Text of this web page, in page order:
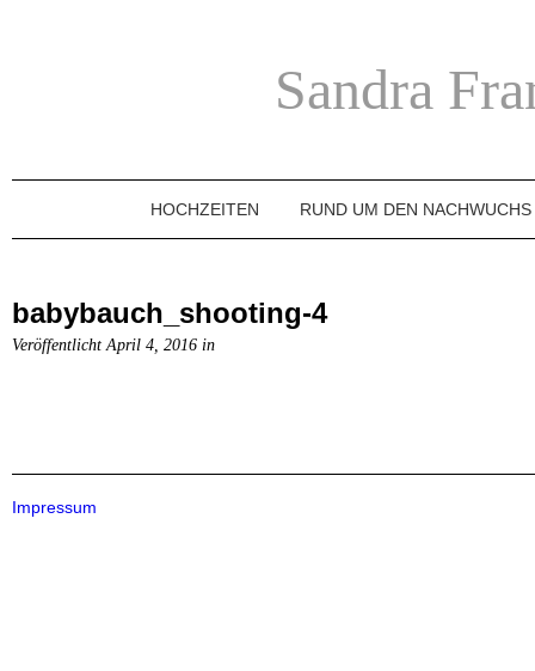
Sandra
HOCHZEITEN RUND UM DEN NACHWUCHS
babybauch_shooting-4
Veröffentlicht April 4, 2016 in
Impressum